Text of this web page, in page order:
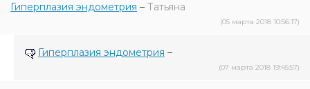
Гиперплазия эндометрия – Татьяна
(05 марта 2018 10:56:17)
Гиперплазия эндометрия –
(07 марта 2018 19:45:57)